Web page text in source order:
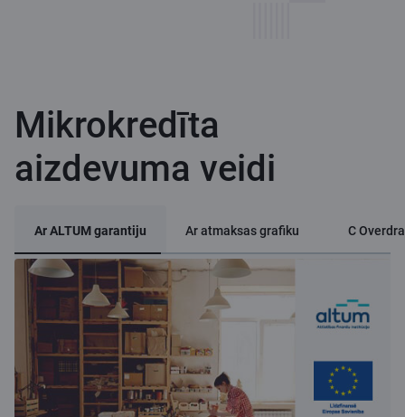
Mikrokredīta
aizdevuma veidi
Ar ALTUM garantiju Ar atmaksas grafiku C